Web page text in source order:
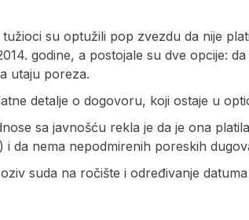
su optužili pop zvezdu da nije
godine, a postojale su dve opcije:
utaju poreza.
detalje o dogovoru, koji ostaje u
sa javnošću rekla je da je ona
i da nema nepodmirenih poreskih
suda na ročište i određivanje